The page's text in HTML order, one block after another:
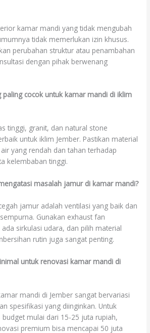
kamar mandi yang tidak mengubah
tidak memerlukan izin khusus.
perubahan struktur atau penambahan
dengan pihak berwenang
paling cocok untuk kamar mandi di iklim
tinggi, granit, dan natural stone
untuk iklim Jember. Pastikan material
yang rendah dan tahan terhadap
kelembaban tinggi.
masalah jamur di kamar mandi?
jamur adalah ventilasi yang baik dan
Gunakan exhaust fan
sirkulasi udara, dan pilih material
rutin juga sangat penting.
untuk renovasi kamar mandi di
mandi di Jember sangat bervariasi
spesifikasi yang diinginkan. Untuk
mulai dari 15-25 juta rupiah,
premium bisa mencapai 50 juta